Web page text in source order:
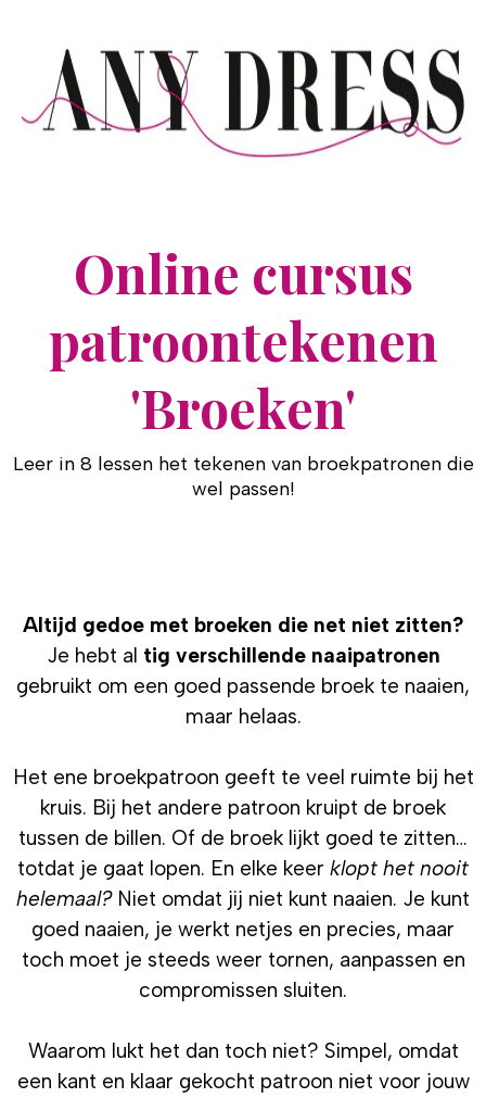
Online cursus
patroontekenen
'Broeken'
Leer in 8 lessen het tekenen van broekpatronen die
wel passen!
Altijd gedoe met broeken die net niet zitten?
Je hebt al tig verschillende naaipatronen
gebruikt om een goed passende broek te naaien,
maar helaas.
Het ene broekpatroon geeft te veel ruimte bij het
kruis. Bij het andere patroon kruipt de broek
tussen de billen. Of de broek lijkt goed te zitten…
totdat je gaat lopen. En elke keer klopt het nooit
helemaal?Niet omdat jij niet kunt naaien. Je kunt
goed naaien, je werkt netjes en precies, maar
toch moet je steeds weer tornen, aanpassen en
compromissen sluiten.
Waarom lukt het dan toch niet? Simpel, omdat
een kant en klaar gekocht patroon niet voor jouw